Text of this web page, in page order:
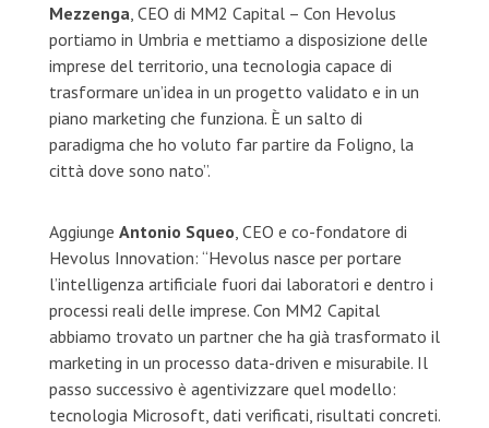
Mezzenga , CEO di MM2 Capital – Con Hevolus
portiamo in Umbria e mettiamo a disposizione delle
imprese del territorio, una tecnologia capace di
trasformare un’idea in un progetto validato e in un
piano marketing che funziona. È un salto di
paradigma che ho voluto far partire da Foligno, la
città dove sono nato”.
Aggiunge Antonio Squeo , CEO e co-fondatore di
Hevolus Innovation: “Hevolus nasce per portare
l’intelligenza artificiale fuori dai laboratori e dentro i
processi reali delle imprese. Con MM2 Capital
abbiamo trovato un partner che ha già trasformato il
marketing in un processo data-driven e misurabile. Il
passo successivo è agentivizzare quel modello:
tecnologia Microsoft, dati verificati, risultati concreti.